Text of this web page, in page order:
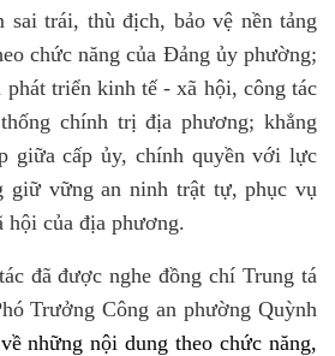
sai trái, thù địch, bảo vệ nền tảng
chức năng của Đảng ủy phường;
phát triển kinh tế - xã hội, công tác
chính trị địa phương; khẳng
giữa cấp ủy, chính quyền với lực
giữ vững an ninh trật tự, phục vụ
hội của địa phương.
đã được nghe đồng chí Trung tá
Trưởng Công an phường Quỳnh
những nội dung theo chức năng,